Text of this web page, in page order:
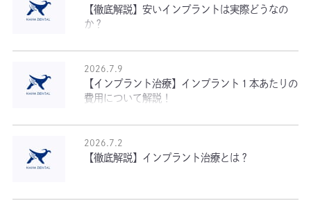
【徹底解説】安いインプラントは実際どうなの
か？
2026.7.9
【インプラント治療】インプラント１本あたりの
費用について解説！
2026.7.2
【徹底解説】インプラント治療とは？